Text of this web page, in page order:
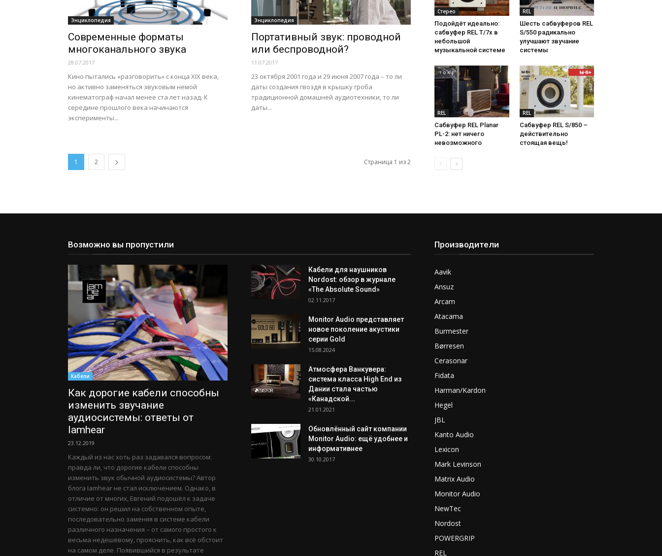
Энциклопедия
Современные форматы
многоканального звука
28.07.2017
Кино пытались «разговорить» с конца XIX века,
но активно заменяться звуковым немой
кинематограф начал менее ста лет назад. К
середине прошлого века начинаются
эксперименты...
Энциклопедия
Портативный звук: проводной
или беспроводной?
11.07.2017
23 октября 2001 года и 29 июня 2007 года – то ли
даты создания гвоздя в крышку гроба
традиционной домашней аудиотехники, то ли
даты...
1 2 Страница 1 из 2
Стерео
Подойдёт идеально:
сабвуфер REL T/7x в
небольшой
музыкальной системе
REL
Шесть сабвуферов REL
S/550 радикально
улучшают звучание
системы
REL
Сабвуфер REL Planar
PL-2: нет ничего
невозможного
REL
Сабвуфер REL S/850 –
действительно
стоящая вещь!
Возможно вы пропустили
Кабели
Как дорогие кабели способны
изменить звучание
аудиосистемы: ответы от
Iamhear
23.12.2019
Каждый из нас хоть раз задавался вопросом:
правда ли, что дорогие кабели способны
изменить звук обычной аудиосистемы? Автор
блога Iamhear не стал исключением. Однако, в
отличие от многих, Евгений подошёл к задаче
системно: он решил на собственном опыте,
последовательно заменяя в системе кабели
различного назначения – от самого простого к
весьма недешёвому, прояснить, как всё обстоит
на самом деле. Появившийся в результате
Кабели для наушников
Nordost: обзор в журнале
«The Absolute Sound»
02.11.2017
Monitor Audio представляет
новое поколение акустики
серии Gold
15.08.2024
Атмосфера Ванкувера:
система класса High End из
Дании стала частью
«Канадской...
21.01.2021
Обновлённый сайт компании
Monitor Audio: ещё удобнее и
информативнее
30.10.2017
Производители
Aavik
Ansuz
Arcam
Atacama
Burmester
Børresen
Cerasonar
Fidata
Harman/Kardon
Hegel
JBL
Kanto Audio
Lexicon
Mark Levinson
Matrix Audio
Monitor Audio
NewTec
Nordost
POWERGRIP
REL